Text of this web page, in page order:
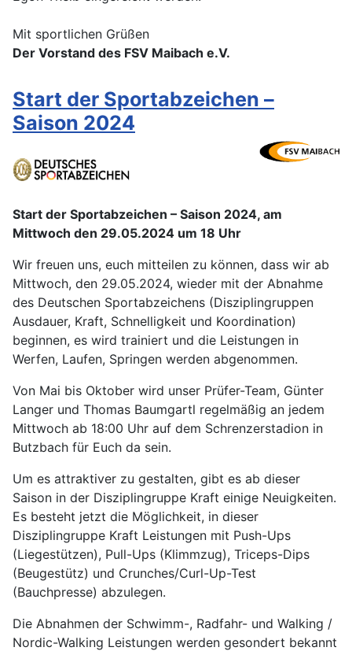
Mit sportlichen Grüßen
Der Vorstand des FSV Maibach e.V.
Start der Sportabzeichen –
Saison 2024
Start der Sportabzeichen – Saison 2024, am
Mittwoch den 29.05.2024 um 18 Uhr
Wir freuen uns, euch mitteilen zu können, dass wir ab
Mittwoch, den 29.05.2024, wieder mit der Abnahme
des Deutschen Sportabzeichens (Disziplingruppen
Ausdauer, Kraft, Schnelligkeit und Koordination)
beginnen, es wird trainiert und die Leistungen in
Werfen, Laufen, Springen werden abgenommen.
Von Mai bis Oktober wird unser Prüfer-Team, Günter
Langer und Thomas Baumgartl regelmäßig an jedem
Mittwoch ab 18:00 Uhr auf dem Schrenzerstadion in
Butzbach für Euch da sein.
Um es attraktiver zu gestalten, gibt es ab dieser
Saison in der Disziplingruppe Kraft einige Neuigkeiten.
Es besteht jetzt die Möglichkeit, in dieser
Disziplingruppe Kraft Leistungen mit Push-Ups
(Liegestützen), Pull-Ups (Klimmzug), Triceps-Dips
(Beugestütz) und Crunches/Curl-Up-Test
(Bauchpresse) abzulegen.
Die Abnahmen der Schwimm-, Radfahr- und Walking /
Nordic-Walking Leistungen werden gesondert bekannt